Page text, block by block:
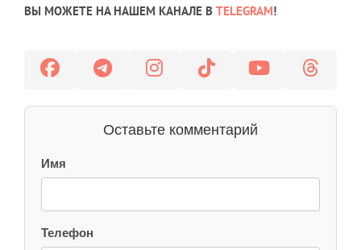
ВЫ МОЖЕТЕ НА НАШЕМ КАНАЛЕ В TELEGRAM!
Оставьте комментарий
Имя
Телефон